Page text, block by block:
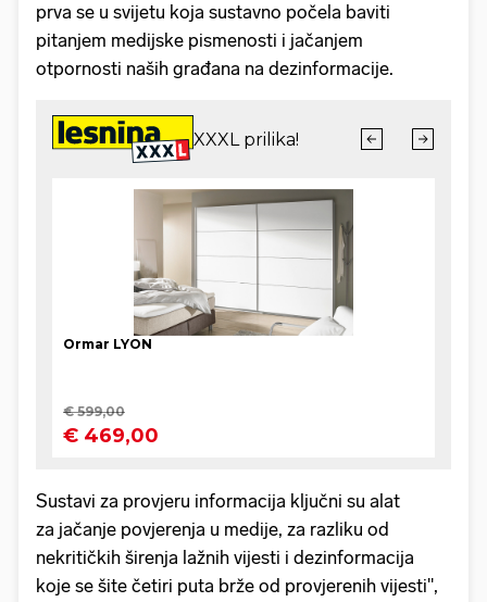
prva se u svijetu koja sustavno počela baviti
pitanjem medijske pismenosti i jačanjem
otpornosti naših građana na dezinformacije.
Sustavi za provjeru informacija ključni su alat
za jačanje povjerenja u medije, za razliku od
nekritičkih širenja lažnih vijesti i dezinformacija
koje se šite četiri puta brže od provjerenih vijesti",